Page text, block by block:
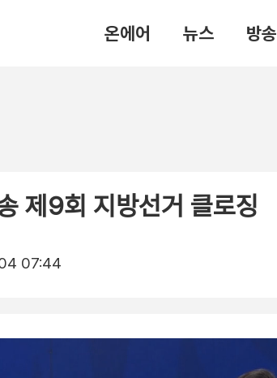
온에어 뉴스 방송
제9회 지방선거 클로징
07:44